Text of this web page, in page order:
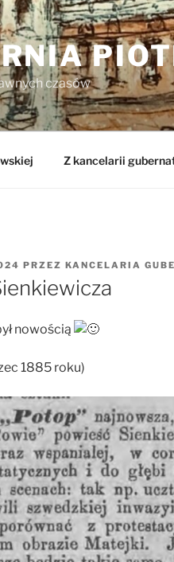
czasów
Z kancelarii
PRZEZ KANCELARIA
nowością
1885 roku)